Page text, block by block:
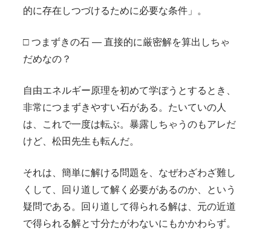
的に存在しつづけるために必要な条件」。
□ つまずきの石 — 直接的に厳密解を算出しちゃ
だめなの？
自由エネルギー原理を初めて学ぼうとするとき、
非常につまずきやすい石がある。たいていの人
は、これで一度は転ぶ。暴露しちゃうのもアレだ
けど、松田先生も転んだ。
それは、簡単に解ける問題を、なぜわざわざ難し
くして、回り道して解く必要があるのか、という
疑問である。回り道して得られる解は、元の近道
で得られる解と寸分たがわないにもかかわらず。